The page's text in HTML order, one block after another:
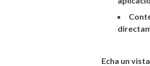
Echa un